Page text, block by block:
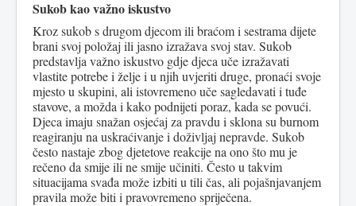
Sukob kao važno iskustvo
Kroz sukob s drugom djecom ili braćom i sestrama dijete
brani svoj položaj ili jasno izražava svoj stav. Sukob
predstavlja važno iskustvo gdje djeca uče izražavati
vlastite potrebe i želje i u njih uvjeriti druge, pronaći svoje
mjesto u skupini, ali istovremeno uče sagledavati i tuđe
stavove, a možda i kako podnijeti poraz, kada se povući.
Djeca imaju snažan osjećaj za pravdu i sklona su burnom
reagiranju na uskraćivanje i doživljaj nepravde. Sukob
često nastaje zbog djetetove reakcije na ono što mu je
rečeno da smije ili ne smije učiniti. Često u takvim
situacijama svađa može izbiti u tili čas, ali pojašnjavanjem
pravila može biti i pravovremeno spriječena.